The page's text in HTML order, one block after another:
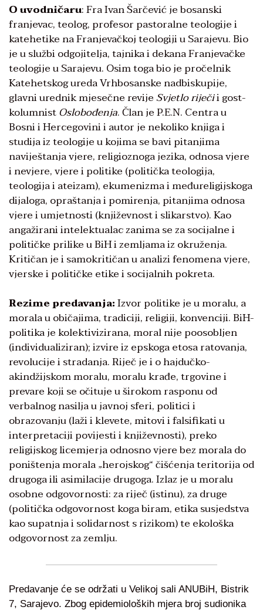
O uvodničaru: Fra Ivan Šarčević je bosanski
franjevac, teolog, profesor pastoralne teologije i
katehetike na Franjevačkoj teologiji u Sarajevu. Bio
je u službi odgojitelja, tajnika i dekana Franjevačke
teologije u Sarajevu. Osim toga bio je pročelnik
Katehetskog ureda Vrhbosanske nadbiskupije,
glavni urednik mjesečne revijeSvjetlo riječii gost-
kolumnistOslobođenja. Član je P.E.N. Centra u
Bosni i Hercegovini i autor je nekoliko knjiga i
studija iz teologije u kojima se bavi pitanjima
naviještanja vjere, religioznoga jezika, odnosa vjere
i nevjere, vjere i politike (politička teologija,
teologija i ateizam), ekumenizma i međureligijskoga
dijaloga, opraštanja i pomirenja, pitanjima odnosa
vjere i umjetnosti (književnost i slikarstvo). Kao
angažirani intelektualac zanima se za socijalne i
političke prilike u BiH i zemljama iz okruženja.
Kritičan je i samokritičan u analizi fenomena vjere,
vjerske i političke etike i socijalnih pokreta.
Rezime predavanja:Izvor politike je u moralu, a
morala u običajima, tradiciji, religiji, konvenciji. BiH-
politika je kolektivizirana, moral nije poosobljen
(individualiziran); izvire iz epskoga etosa ratovanja,
revolucije i stradanja. Riječ je i o hajdučko-
akindžijskom moralu, moralu krađe, trgovine i
prevare koji se očituje u širokom rasponu od
verbalnog nasilja u javnoj sferi, politici i
obrazovanju (laži i klevete, mitovi i falsifikati u
interpretaciji povijesti i književnosti), preko
religijskog licemjerja odnosno vjere bez morala do
poništenja morala „herojskog“ čišćenja teritorija od
drugoga ili asimilacije drugoga. Izlaz je u moralu
osobne odgovornosti: za riječ (istinu), za druge
(politička odgovornost koga biram, etika susjedstva
kao supatnja i solidarnost s rizikom) te ekološka
odgovornost za zemlju.
Predavanje će se održati u Velikoj sali ANUBiH, Bistrik
7, Sarajevo. Zbog epidemioloških mjera broj sudionika